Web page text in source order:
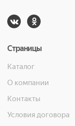
Страницы
Каталог
О компании
Контакты
Условия договора